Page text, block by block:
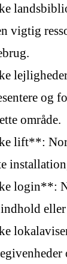
vigtig
og
område.
lift**:
login**: